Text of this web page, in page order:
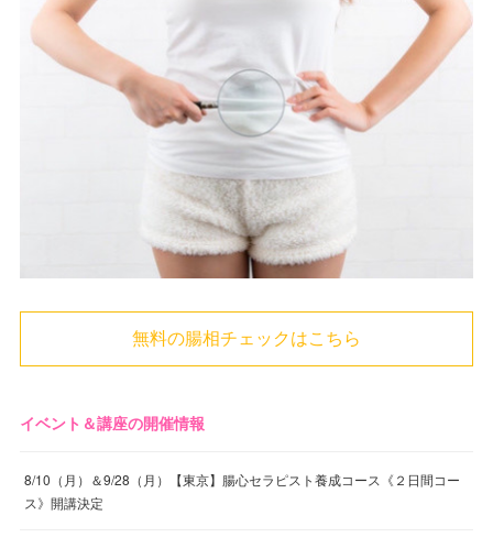
無料の腸相チェックはこちら
イベント＆講座の開催情報
8/10（月）＆9/28（月）【東京】腸心セラピスト養成コース《２日間コー
ス》開講決定